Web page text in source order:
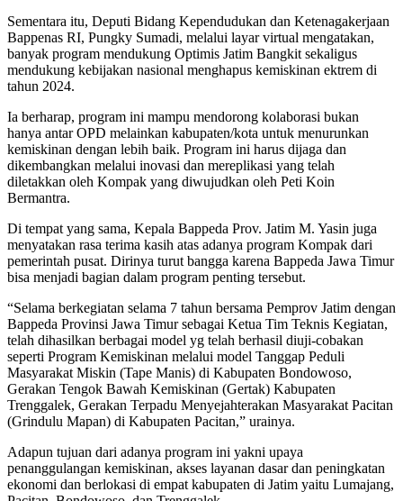
Sementara itu, Deputi Bidang Kependudukan dan Ketenagakerjaan
Bappenas RI, Pungky Sumadi, melalui layar virtual mengatakan,
banyak program mendukung Optimis Jatim Bangkit sekaligus
mendukung kebijakan nasional menghapus kemiskinan ektrem di
tahun 2024.
Ia berharap, program ini mampu mendorong kolaborasi bukan
hanya antar OPD melainkan kabupaten/kota untuk menurunkan
kemiskinan dengan lebih baik. Program ini harus dijaga dan
dikembangkan melalui inovasi dan mereplikasi yang telah
diletakkan oleh Kompak yang diwujudkan oleh Peti Koin
Bermantra.
Di tempat yang sama, Kepala Bappeda Prov. Jatim M. Yasin juga
menyatakan rasa terima kasih atas adanya program Kompak dari
pemerintah pusat. Dirinya turut bangga karena Bappeda Jawa Timur
bisa menjadi bagian dalam program penting tersebut.
“Selama berkegiatan selama 7 tahun bersama Pemprov Jatim dengan
Bappeda Provinsi Jawa Timur sebagai Ketua Tim Teknis Kegiatan,
telah dihasilkan berbagai model yg telah berhasil diuji-cobakan
seperti Program Kemiskinan melalui model Tanggap Peduli
Masyarakat Miskin (Tape Manis) di Kabupaten Bondowoso,
Gerakan Tengok Bawah Kemiskinan (Gertak) Kabupaten
Trenggalek, Gerakan Terpadu Menyejahterakan Masyarakat Pacitan
(Grindulu Mapan) di Kabupaten Pacitan,” urainya.
Adapun tujuan dari adanya program ini yakni upaya
penanggulangan kemiskinan, akses layanan dasar dan peningkatan
ekonomi dan berlokasi di empat kabupaten di Jatim yaitu Lumajang,